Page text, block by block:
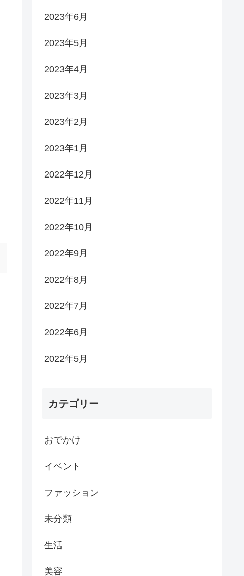
2023年6月
2023年5月
2023年4月
2023年3月
2023年2月
2023年1月
2022年12月
2022年11月
2022年10月
2022年9月
2022年8月
2022年7月
2022年6月
2022年5月
カテゴリー
おでかけ
イベント
ファッション
未分類
生活
美容